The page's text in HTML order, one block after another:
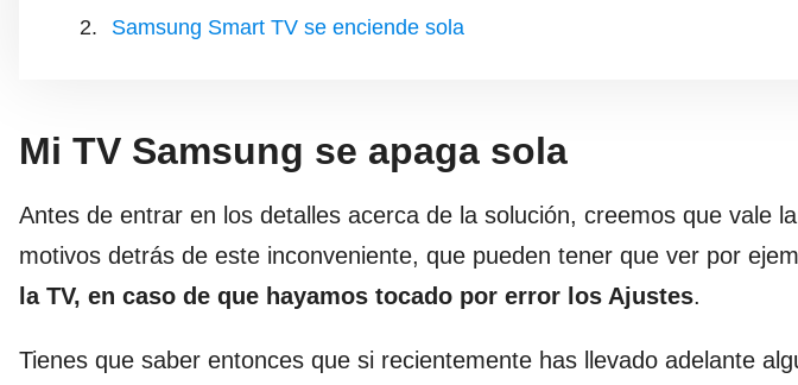
Samsung Smart TV se enciende sola
Mi TV Samsung se apaga sola
Antes de entrar en los detalles acerca de la solución, creemos que vale
motivos detrás de este inconveniente, que pueden tener que ver por
la TV, en caso de que hayamos tocado por error los Ajustes.
Tienes que saber entonces que si recientemente has llevado adelante